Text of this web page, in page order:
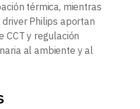
térmica, mientras
driver Philips aportan
CCT y regulación
al ambiente y al